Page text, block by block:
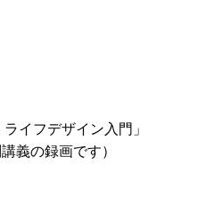
イフデザイン入門」
義の録画です）